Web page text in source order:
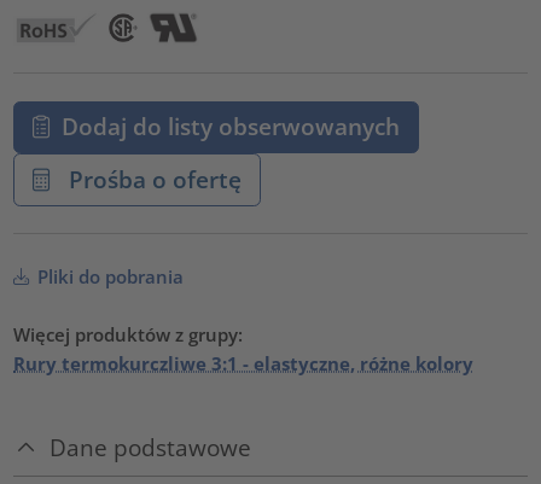
Dodaj do listy obserwowanych
Prośba o ofertę
Pliki do pobrania
Więcej produktów z grupy:
Rury termokurczliwe 3:1 - elastyczne, różne kolory
Dane podstawowe